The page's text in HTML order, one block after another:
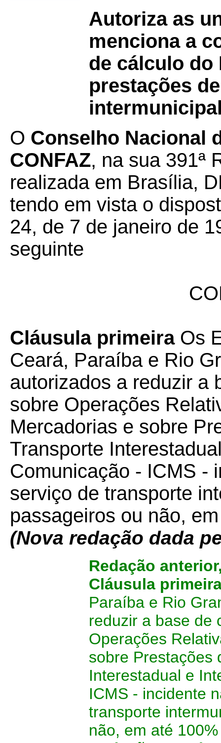
Autoriza as
menciona a
de cálculo do
prestações
O Conselho Nacional
CONFAZ, na sua 391ª
realizada em Brasília,
tendo em vista o
24, de 7 de janeiro de
seguinte
Cláusula primeiraOs
Ceará, Paraíba e Rio
autorizados a reduzir a
sobre Operações
Mercadorias e sobre
Transporte
Comunicação - ICMS -
serviço de transporte
passageiros ou não,
(Nova redação dada
Redação
Cláusula
Paraíba e Rio
reduzir a base de
Operações
sobre Prestações
Interestadual e
ICMS - incidente
transporte
não, em até